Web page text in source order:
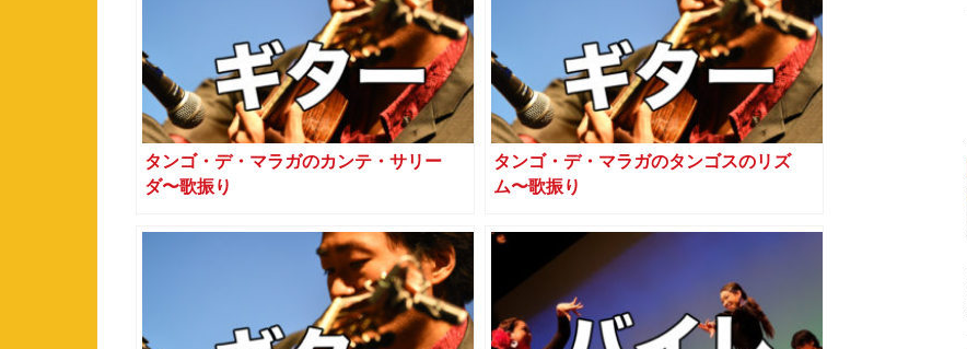
タンゴ・デ・マラガのカンテ・サリー
ダ〜歌振り
タンゴ・デ・マラガのタンゴスのリズ
ム〜歌振り